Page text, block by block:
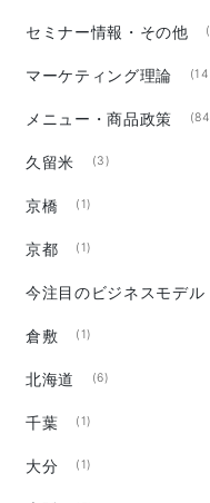
セミナー情報・その他
マーケティング理論
メニュー・商品政策
久留米 (3)
京橋 (1)
京都 (1)
今注目のビジネスモデル
倉敷 (1)
北海道 (6)
千葉 (1)
大分 (1)